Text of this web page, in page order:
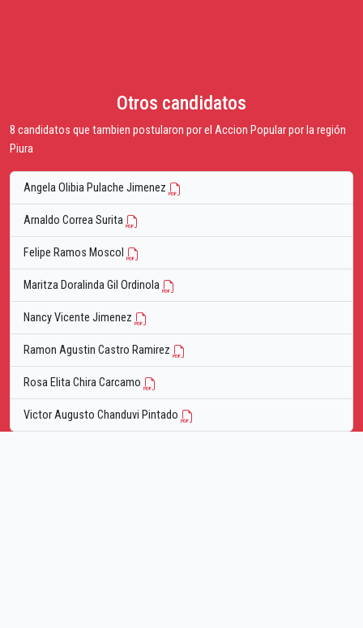
Otros candidatos
8 candidatos que tambien postularon por el Accion Popular por la región
Piura
Angela Olibia Pulache Jimenez
Arnaldo Correa Surita
Felipe Ramos Moscol
Maritza Doralinda Gil Ordinola
Nancy Vicente Jimenez
Ramon Agustin Castro Ramirez
Rosa Elita Chira Carcamo
Victor Augusto Chanduvi Pintado